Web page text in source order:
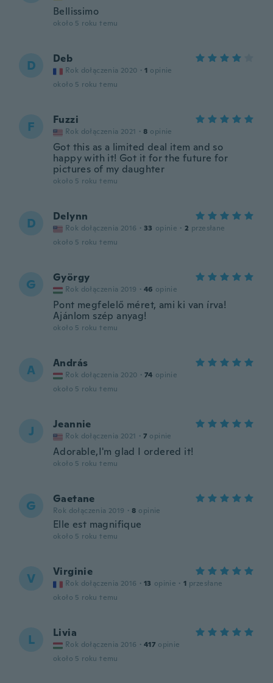
Bellissimo
około 5 roku temu
D Deb
Rok dołączenia 2020 · 1 opinie
około 5 roku temu
F Fuzzi
Rok dołączenia 2021 · 8 opinie
Got this as a limited deal item and so
happy with it! Got it for the future for
pictures of my daughter
około 5 roku temu
D Delynn
Rok dołączenia 2016 · 33 opinie · 2 przesłane
około 5 roku temu
G György
Rok dołączenia 2019 · 46 opinie
Pont megfelelő méret, ami ki van írva!
Ajánlom szép anyag!
około 5 roku temu
A András
Rok dołączenia 2020 · 74 opinie
około 5 roku temu
J Jeannie
Rok dołączenia 2021 · 7 opinie
Adorable,I'm glad I ordered it!
około 5 roku temu
G Gaetane
Rok dołączenia 2019 · 8 opinie
Elle est magnifique
około 5 roku temu
V Virginie
Rok dołączenia 2016 · 13 opinie · 1 przesłane
około 5 roku temu
L Livia
Rok dołączenia 2016 · 417 opinie
około 5 roku temu